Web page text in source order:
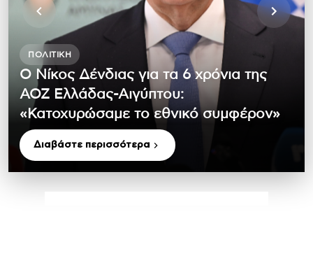
ΠΟΛΙΤΙΚΉ
Ο Νίκος Δένδιας για τα 6 χρόνια της
ΑΟΖ Ελλάδας-Αιγύπτου:
«Κατοχυρώσαμε το εθνικό συμφέρον»
Διαβάστε περισσότερα